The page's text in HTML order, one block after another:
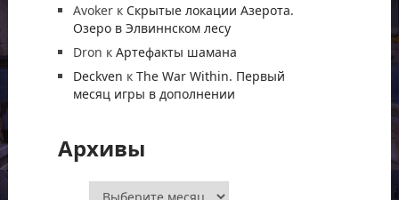
Avoker к Скрытые локации Азерота.
Озеро в Элвиннском лесу
Dron кАртефакты шамана
Deckven кThe War Within. Первый
месяц игры в дополнении
Архивы
Архивы